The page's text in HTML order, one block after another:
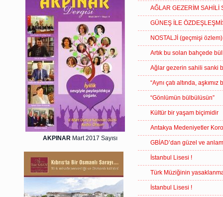
AKPINAR Mart 2017 Sayısı
AĞLAR GEZERİM SAHİLİ
GÜNEŞ İLE
NOSTALJİ (geçmişi özlem)
Artık bu solan bahçede
Ağlar gezerin sahili sanki
“Aynı çatı altında, aşkımız
“Gönlümün bülbülüsün”
Kültür bir yaşam biçimidir
Antakya Medeniyetler
GBİAD’dan güzel ve
İstanbul Lisesi !
Türk Müziğinin
İstanbul Lisesi !